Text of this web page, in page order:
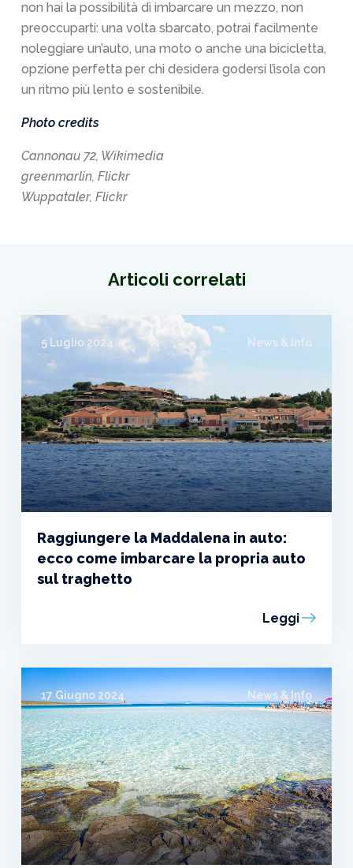
non hai la possibilità di imbarcare un mezzo, non
preoccuparti: una volta sbarcato, potrai facilmente
noleggiare un’auto, una moto o anche una bicicletta,
opzione perfetta per chi desidera godersi l’isola con
un ritmo più lento e sostenibile.
Photo credits
Cannonau 72, Wikimedia
greenmarlin, Flickr
Wuppataler, Flickr
Articoli correlati
5 Luglio 2024 News & Info
Raggiungere la Maddalena in auto:
ecco come imbarcare la propria auto
sul traghetto
Leggi
17 Giugno 2024 News & Info